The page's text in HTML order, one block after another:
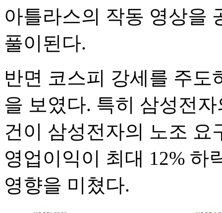
아틀라스의 작동 영상을
풀이된다.
반면 코스피 강세를 주
을 보였다. 특히 삼성전
건이 삼성전자의 노조 요
영업이익이 최대 12% 하
영향을 미쳤다.